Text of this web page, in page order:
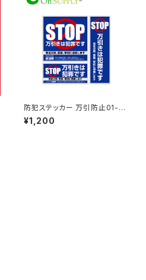
防犯ステッカー 万引防止01-万
引は犯罪です- OS-188 オンサ
プライ(On SUPPLY)
¥1,200